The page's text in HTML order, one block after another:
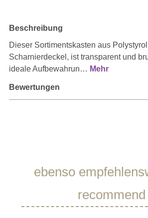
Beschreibung
Dieser Sortimentskasten aus
Scharnierdeckel, ist transparent und
ideale Aufbewahrun… Mehr
Bewertungen
Produktgalerie überspringen
ebenso
recommend